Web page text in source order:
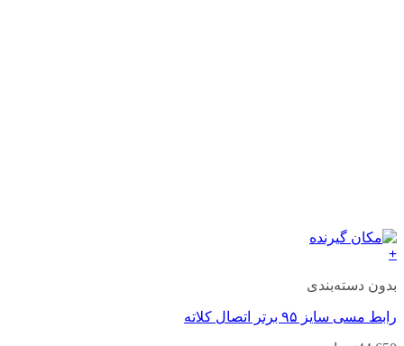
+
بدون دسته‌بندی
رابط مسی سایز ۹۵ برتر اتصال کلاته